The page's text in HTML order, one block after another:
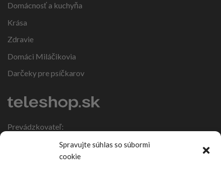
Spravujte súhlas so súbormi
cookie
Domácnosť a kuchyňa
Krása
Zdravie
Domáci Miláčikovia
Darčeky pre psíčkarov
Prevádzkovateľ:
DIČ: 1086270988